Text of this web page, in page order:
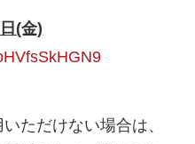
(金)
ただけない場合は、